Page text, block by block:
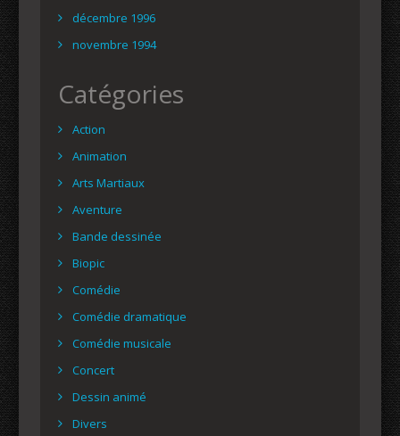
décembre 1996
novembre 1994
Catégories
Action
Animation
Arts Martiaux
Aventure
Bande dessinée
Biopic
Comédie
Comédie dramatique
Comédie musicale
Concert
Dessin animé
Divers